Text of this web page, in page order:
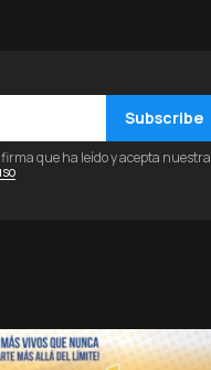
Subscribe
que ha leído y acepta nuestra